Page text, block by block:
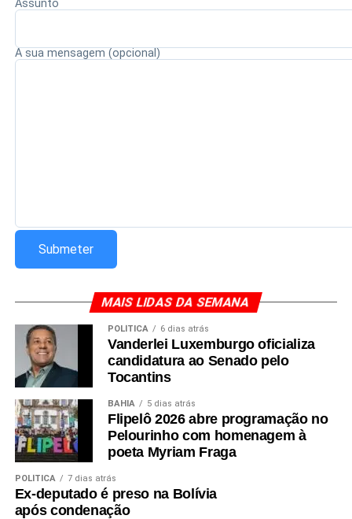
Assunto
A sua mensagem (opcional)
MAIS LIDAS DA SEMANA
POLÍTICA 6 dias atrás
Vanderlei Luxemburgo oficializa
candidatura ao Senado pelo
Tocantins
BAHIA 5 dias atrás
Flipelô 2026 abre programação no
Pelourinho com homenagem à
poeta Myriam Fraga
POLÍTICA 7 dias atrás
Ex-deputado é preso na Bolívia
após condenação